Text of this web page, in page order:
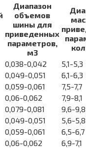
Диапазон
объемов
шины для
приведенных
параметров,
м3
0,038-0,042
5,1-5,3
0,049-0,051
6,1-6,3
0,059-0,061
7,5-7,7
0,06-0,062
7,9-8,1
0,079-0,081
9,6-9,8
0,049-0,051
5,6-5,8
0,059-0,061
6,5-6,7
0,06-0,062
6,9-7,1